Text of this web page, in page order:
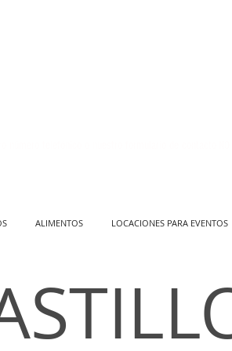
ALIMENTOS LOCACIONES PARA EVENTOS